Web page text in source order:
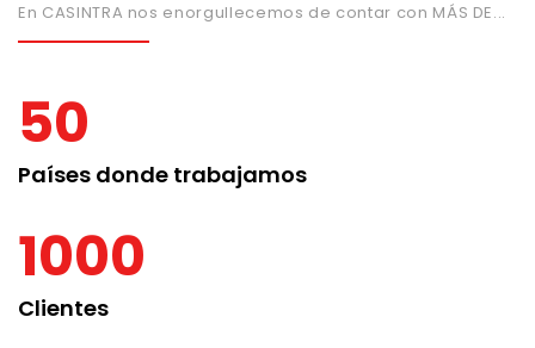
En CASINTRA nos enorgullecemos de contar con MÁS DE...
50
Países donde trabajamos
1000
Clientes